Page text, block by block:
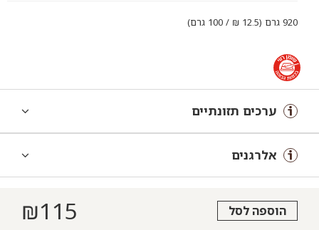
920 גרם (12.5 ₪ / 100 גרם)
ערכים תזונתיים
אלרגנים
הוספה לסל 115
₪